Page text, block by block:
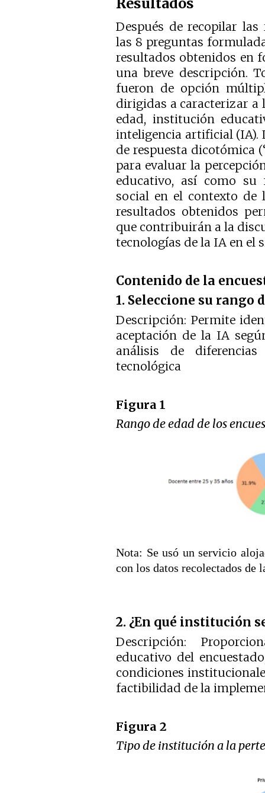
Resultados
Después de recopilar las
las 8 preguntas
resultados obtenidos en
una breve descripción.
fueron de opción
dirigidas a caracterizar a
edad, institución
inteligencia artificial (IA).
de respuesta dicotómica
para evaluar la
educativo, así como su
social en el contexto de
resultados obtenidos
que contribuirán a la
tecnologías de la IA en el
Contenido de la
1. Seleccione su rango
Descripción: Permite
aceptación de la IA
análisis de
tecnológica
Figura 1
Rango de edad de los
Nota: Se usó un servicio
con los datos recolectados de
2. ¿En qué institución
Descripción:
educativo del
condiciones
factibilidad de la
Figura 2
Tipo de institución a la